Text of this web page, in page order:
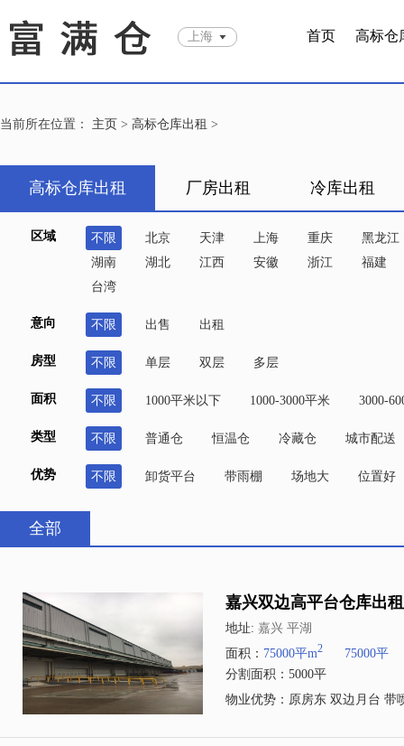
上海 首页 高标仓
当前所在位置： 主页 > 高标仓库出租 >
高标仓库出租 厂房出租 冷库出租
区域 不限 北京 天津 上海 重庆
黑龙江
湖南
湖北 江西 安徽 浙江
福建
台湾
意向 不限 出售 出租
房型 不限 单层 双层 多层
面积 不限 1000平米以下 1000-3000平米 3000-
类型 不限 普通仓 恒温仓 冷藏仓 城市配送
优势 不限 卸货平台 带雨棚 场地大 位置好
全部
嘉兴双边高平台仓库出
地址: 嘉兴 平湖
面积： 75000平m2 75000平
分割面积：5000平
物业优势：原房东 双边月台 带